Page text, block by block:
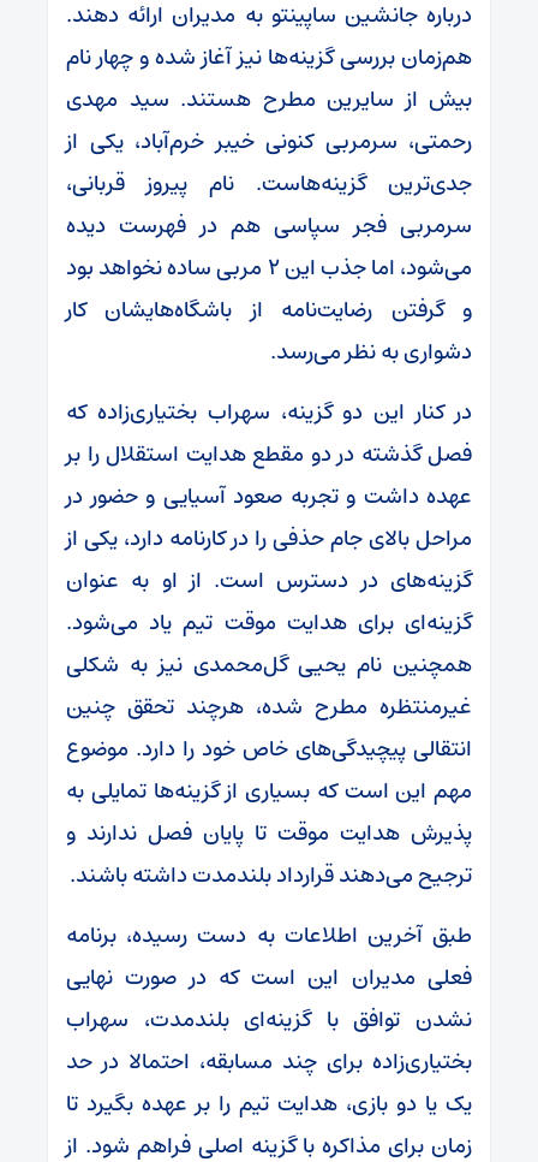
درباره جانشین ساپینتو به مدیران ارائه دهند.
هم‌زمان بررسی گزینه‌ها نیز آغاز شده و چهار نام
بیش از سایرین مطرح هستند. سید مهدی
رحمتی، سرمربی کنونی خیبر خرم‌آباد، یکی از
جدی‌ترین گزینه‌هاست. نام پیروز قربانی،
سرمربی فجر سپاسی هم در فهرست دیده
می‌شود، اما جذب این ۲ مربی ساده نخواهد بود
و گرفتن رضایت‌نامه از باشگاه‌هایشان کار
دشواری به نظر می‌رسد.
در کنار این دو گزینه، سهراب بختیاری‌زاده که
فصل گذشته در دو مقطع هدایت استقلال را بر
عهده داشت و تجربه صعود آسیایی و حضور در
مراحل بالای جام حذفی را در کارنامه دارد، یکی از
گزینه‌های در دسترس است. از او به عنوان
گزینه‌ای برای هدایت موقت تیم یاد می‌شود.
همچنین نام یحیی گل‌محمدی نیز به شکلی
غیرمنتظره مطرح شده، هرچند تحقق چنین
انتقالی پیچیدگی‌های خاص خود را دارد. موضوع
مهم این است که بسیاری از گزینه‌ها تمایلی به
پذیرش هدایت موقت تا پایان فصل ندارند و
ترجیح می‌دهند قرارداد بلندمدت داشته باشند.
طبق آخرین اطلاعات به دست رسیده، برنامه
فعلی مدیران این است که در صورت نهایی
نشدن توافق با گزینه‌ای بلندمدت، سهراب
بختیاری‌زاده برای چند مسابقه، احتمالا در حد
یک یا دو بازی، هدایت تیم را بر عهده بگیرد تا
زمان برای مذاکره با گزینه اصلی فراهم شود. از